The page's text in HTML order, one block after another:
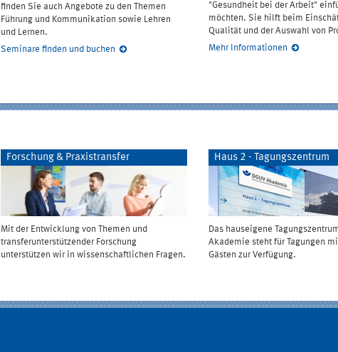
finden Sie auch Angebote zu den Themen
Führung und Kommunikation sowie Lehren
und Lernen.
Seminare finden und buchen
"Gesundheit bei der Arbeit"
möchten. Sie hilft beim
Qualität und der Auswahl von
Mehr Informationen
Forschung & Praxistransfer
Mit der Entwicklung von Themen und
transferunterstützender Forschung
unterstützen wir in wissenschaftlichen Fragen.
Haus 2 - Tagungszentrum
Das hauseigene
Akademie steht für Tagungen
Gästen zur Verfügung.